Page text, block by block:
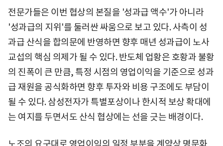
전문가들은 이번 협상의 본질을 '성과급 액수'가 아니라
'성과급의 지위'를 둘러싼 싸움으로 보고 있다. 사측이 성
과급 산식을 합의문에 반영하면 향후 매년 성과급이 노사
교섭의 핵심 의제가 될 수 있다. 반도체 업황은 호황과 불황
의 진폭이 큰 만큼, 특정 시점의 영업이익을 기준으로 성과
급 재원을 공식화하면 향후 투자와 비용 구조에도 부담이
될 수 있다. 삼성전자가 특별포상이나 한시적 보상 확대에
는 여지를 두면서도 산식 협상에는 선을 긋는 배경이다.
노조의 요구대로 영업이익의 일정 부분을 계약상 명문화